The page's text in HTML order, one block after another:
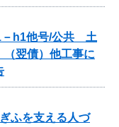
－h1他号/公共 土
翌債）他工事に
ふを支える人づ